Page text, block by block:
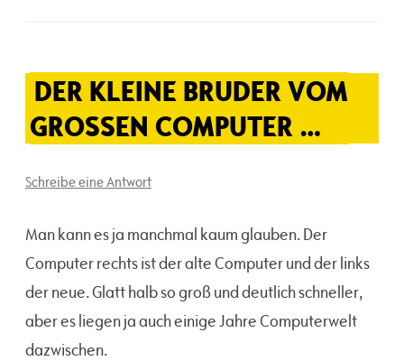
DER KLEINE BRUDER VOM
GROSSEN COMPUTER …
Schreibe eine Antwort
Man kann es ja manchmal kaum glauben. Der
Computer rechts ist der alte Computer und der links
der neue. Glatt halb so groß und deutlich schneller,
aber es liegen ja auch einige Jahre Computerwelt
dazwischen.